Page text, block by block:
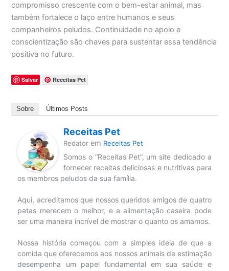
compromisso crescente com o bem-estar animal, mas
também fortalece o laço entre humanos e seus
companheiros peludos. Continuidade no apoio e
conscientização são chaves para sustentar essa tendência
positiva no futuro.
Salvar Receitas Pet
Sobre Últimos Posts
Receitas Pet
Redator em Receitas Pet
Somos o “Receitas Pet”, um site dedicado a
fornecer receitas deliciosas e nutritivas para
os membros peludos da sua família.
Aqui, acreditamos que nossos queridos amigos de quatro
patas merecem o melhor, e a alimentação caseira pode
ser uma maneira incrível de mostrar o quanto os amamos.
Nossa história começou com a simples ideia de que a
comida que oferecemos aos nossos animais de estimação
desempenha um papel fundamental em sua saúde e